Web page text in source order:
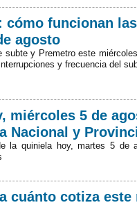
cómo funcionan
agosto
subte y Premetro este
y frecuencia del
miércoles 5 de
Nacional y
la quiniela hoy, martes 5 de
cuánto cotiza este